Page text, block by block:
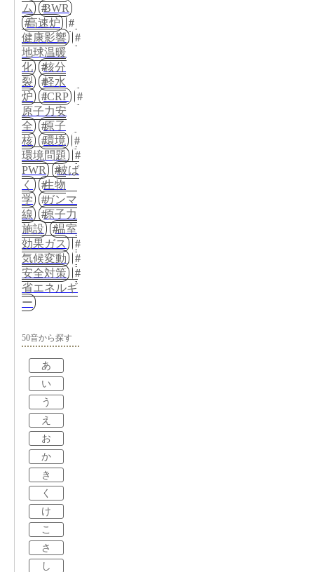
ム
BWR
高速炉
健康影響
地球温暖
化
核分
裂
軽水
炉
ICRP
原子力安
全
原子
核
環境
環境問題
PWR
被ば
く
生物
学
ガンマ
線
原子力
施設
温室
効果ガス
気候変動
安全対策
省エネルギ
ー
50音から探す
あ
い
う
え
お
か
き
く
け
こ
さ
し